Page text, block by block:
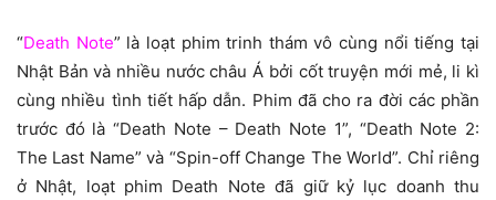
“Death Note” là loạt phim trinh thám vô cùng nổi tiếng tại
Nhật Bản và nhiều nước châu Á bởi cốt truyện mới mẻ, li kì
cùng nhiều tình tiết hấp dẫn. Phim đã cho ra đời các phần
trước đó là “Death Note – Death Note 1”, “Death Note 2:
The Last Name” và “Spin-off Change The World”. Chỉ riêng
ở Nhật, loạt phim Death Note đã giữ kỷ lục doanh thu